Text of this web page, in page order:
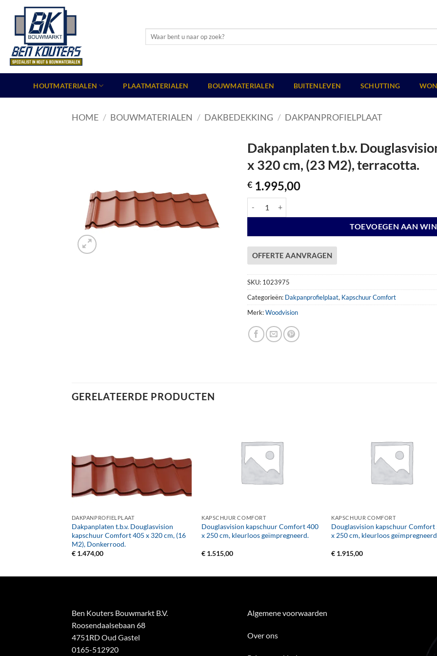
Zoeken
HOUTMATERIALEN PLAATMATERIALEN BOUWMATERIALEN BUITENLEVEN SCHUTTING
HOME / BOUWMATERIALEN / DAKBEDEKKING / DAKPANPROFIELPLAAT
Dakpanplaten t.b.v.
x 320 cm, (23 M2), terracotta.
€ 1.995,00
TOEVOEGEN AAN
OFFERTE AANVRAGEN
SKU: 1023975
Categorieën: Dakpanprofielplaat, Kapschuur Comfort
Merk:Woodvision
GERELATEERDE PRODUCTEN
DAKPANPROFIELPLAAT
Dakpanplaten t.b.v. Douglasvision
kapschuur Comfort 405 x 320 cm, (16
M2), Donkerrood.
€1.474,00
KAPSCHUUR COMFORT
Douglasvision kapschuur Comfort 400
x 250 cm, kleurloos geïmpregneerd.
€ 1.515,00
KAPSCHUUR COMFORT
Douglasvision kapschuur Comfort
x 250 cm, kleurloos
€ 1.915,00
Ben Kouters Bouwmarkt B.V.
Roosendaalsebaan 68
4751RD Oud Gastel
0165-512920
Algemene voorwaarden
Over ons